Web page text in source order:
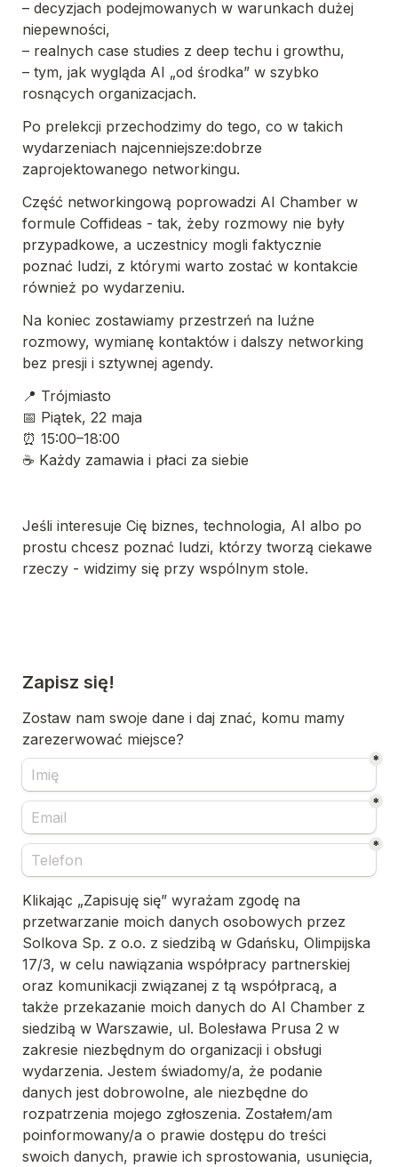
– decyzjach podejmowanych w warunkach dużej
niepewności,
– realnych case studies z deep techu i growthu,
– tym, jak wygląda AI „od środka” w szybko
rosnących organizacjach.
Po prelekcji przechodzimy do tego, co w takich
wydarzeniach najcenniejsze:dobrze
zaprojektowanego networkingu.
Część networkingową poprowadzi AI Chamber w
formule Coffideas - tak, żeby rozmowy nie były
przypadkowe, a uczestnicy mogli faktycznie
poznać ludzi, z którymi warto zostać w kontakcie
również po wydarzeniu.
Na koniec zostawiamy przestrzeń na luźne
rozmowy, wymianę kontaktów i dalszy networking
bez presji i sztywnej agendy.
📍 Trójmiasto
📅 Piątek, 22 maja
⏰ 15:00–18:00
☕ Każdy zamawia i płaci za siebie
Jeśli interesuje Cię biznes, technologia, AI albo po
prostu chcesz poznać ludzi, którzy tworzą ciekawe
rzeczy - widzimy się przy wspólnym stole.
Zapisz się!
Zostaw nam swoje dane i daj znać, komu mamy
zarezerwować miejsce?
*
*
*
Klikając „Zapisuję się” wyrażam zgodę na
przetwarzanie moich danych osobowych przez
Solkova Sp. z o.o. z siedzibą w Gdańsku, Olimpijska
17/3, w celu nawiązania współpracy partnerskiej
oraz komunikacji związanej z tą współpracą, a
także przekazanie moich danych do AI Chamber z
siedzibą w Warszawie, ul. Bolesława Prusa 2 w
zakresie niezbędnym do organizacji i obsługi
wydarzenia. Jestem świadomy/a, że podanie
danych jest dobrowolne, ale niezbędne do
rozpatrzenia mojego zgłoszenia. Zostałem/am
poinformowany/a o prawie dostępu do treści
swoich danych, prawie ich sprostowania, usunięcia,